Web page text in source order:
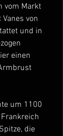
vom Markt
von
und in
einen
um 1100
die